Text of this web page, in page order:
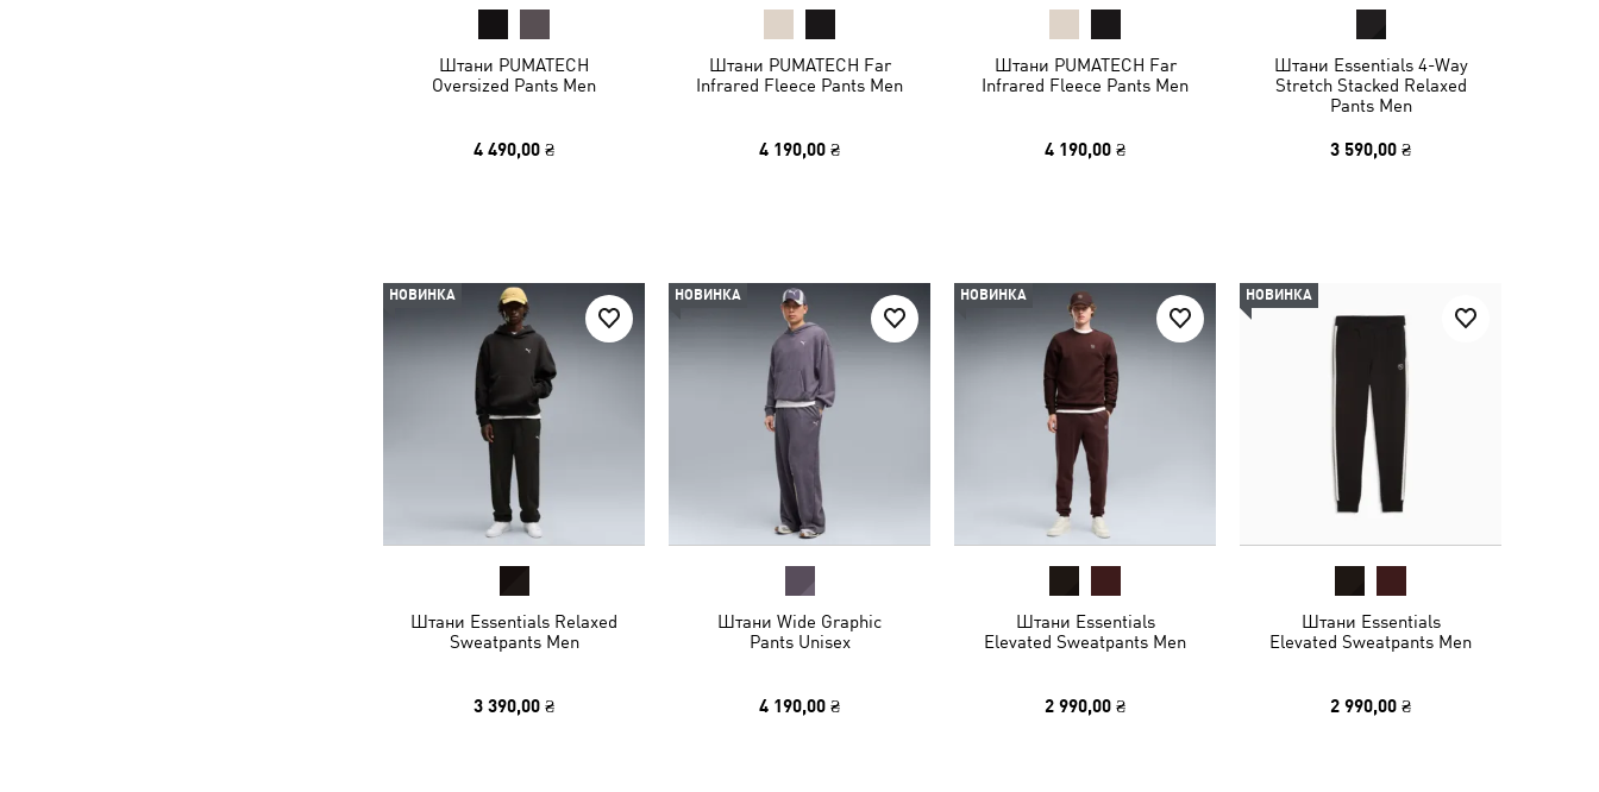
Штани PUMATECH
Oversized Pants Men
4 490,00 ₴
Штани PUMATECH Far
Infrared Fleece Pants Men
4 190,00 ₴
Штани PUMATECH Far
Infrared Fleece Pants Men
4 190,00 ₴
Штани Essentials 4-Way
Stretch Stacked Relaxed
Pants Men
3 590,00 ₴
НОВИНКА
Штани Essentials Relaxed
Sweatpants Men
3 390,00 ₴
НОВИНКА
Штани Wide Graphic
Pants Unisex
4 190,00 ₴
НОВИНКА
Штани Essentials
Elevated Sweatpants Men
2 990,00 ₴
НОВИНКА
Штани Essentials
Elevated Sweatpants Men
2 990,00 ₴